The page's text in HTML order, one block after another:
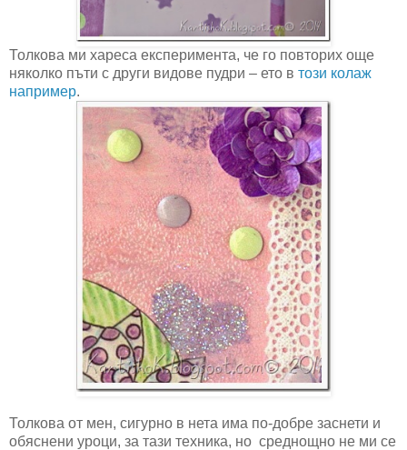
Толкова ми хареса експеримента, че го повторих още
няколко пъти с други видове пудри – ето в този колаж
например.
Толкова от мен, сигурно в нета има по-добре заснети и
обяснени уроци, за тази техника, но среднощно не ми се